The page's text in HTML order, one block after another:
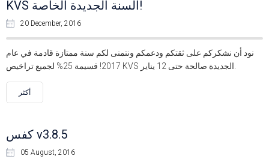
KVS السنة الجديدة الخاصة!
20 December, 2016
نود أن نشكركم على ثقتكم ودعمكم ونتمنى لكم سنة ممتازة قادمة في عام
أكثر
كفس v3.8.5
05 August, 2016